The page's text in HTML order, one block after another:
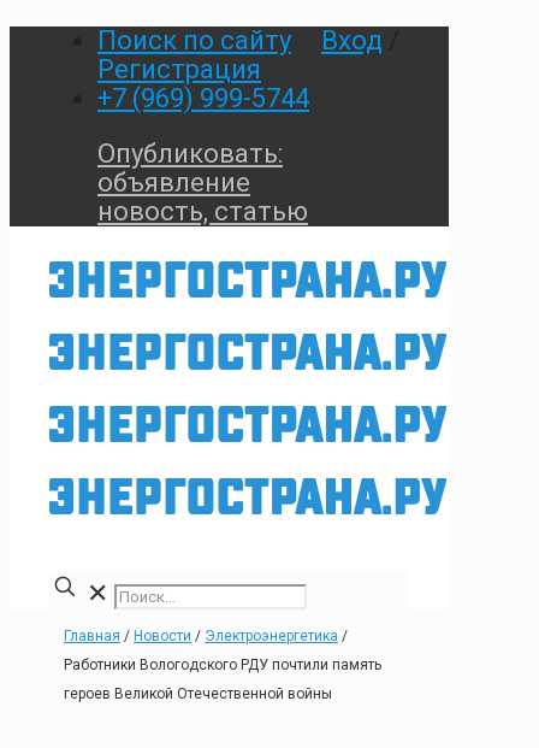
Поиск по сайту Вход
Регистрация
+7 (969) 999-5744
Опубликовать:
объявление
новость, статью
✕
Главная / Новости / Электроэнергетика /
Работники Вологодского РДУ почтили память
героев Великой Отечественной войны